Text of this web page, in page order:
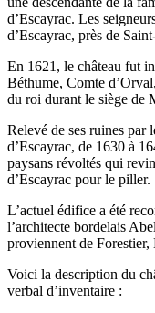
d’Escayrac. Les
d’Escayrac, près de
En 1621, le château fut
Béthume, Comte
du roi durant le siège de
Relevé de ses ruines par
d’Escayrac, de 1630 à
paysans révoltés qui
d’Escayrac pour le piller.
L’actuel édifice a été
l’architecte bordelais
proviennent de
Voici la description du
verbal d’inventaire :